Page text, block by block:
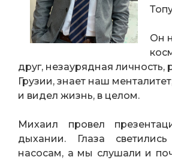
Он
друг, незаурядная личность,
Грузии, знает наш
и видел жизнь, в целом.
Михаил провел
дыхании. Глаза
насосам, а мы слушали и